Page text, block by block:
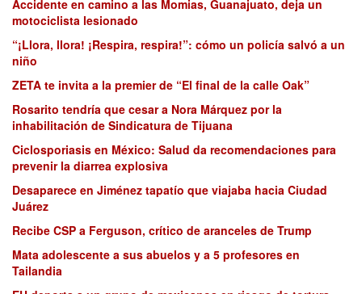
Accidente en camino a las Momias, Guanajuato, deja un
motociclista lesionado
“¡Llora, llora! ¡Respira, respira!”: cómo un policía salvó a un
niño
ZETA te invita a la premier de “El final de la calle Oak”
Rosarito tendría que cesar a Nora Márquez por la
inhabilitación de Sindicatura de Tijuana
Ciclosporiasis en México: Salud da recomendaciones para
prevenir la diarrea explosiva
Desaparece en Jiménez tapatío que viajaba hacia Ciudad
Juárez
Recibe CSP a Ferguson, crítico de aranceles de Trump
Mata adolescente a sus abuelos y a 5 profesores en
Tailandia